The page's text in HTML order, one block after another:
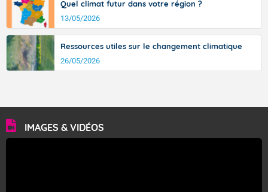
Quel climat futur dans votre région ?
13/05/2026
Ressources utiles sur le changement climatique
26/05/2026
IMAGES & VIDÉOS